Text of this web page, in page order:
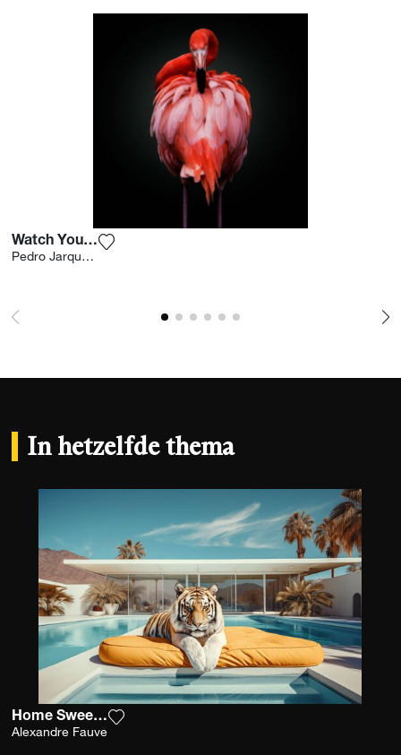
Watch Your Back
Pedro Jarque Krebs
In hetzelfde thema
Home Sweet Home
Alexandre Fauve